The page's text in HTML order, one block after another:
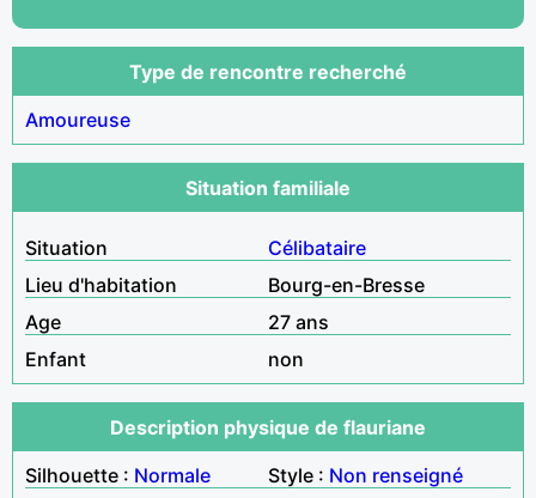
Type de rencontre recherché
Amoureuse
Situation familiale
Situation
Célibataire
Lieu d'habitation
Bourg-en-Bresse
Age
27 ans
Enfant
non
Description physique de flauriane
Silhouette : Normale Style : Non renseigné